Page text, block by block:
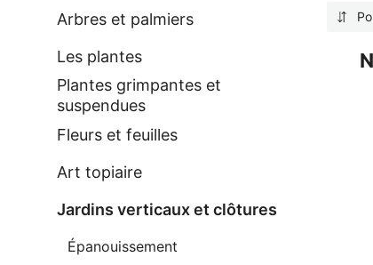
Arbres et palmiers
Les plantes
Plantes grimpantes et
suspendues
Fleurs et feuilles
Art topiaire
Jardins verticaux et clôtures
Épanouissement